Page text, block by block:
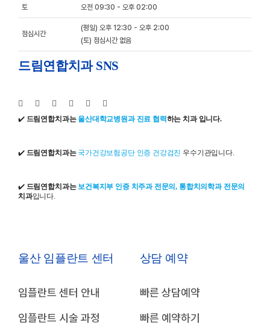
토 오전 09:30 - 오후 02:00
점심시간
(평일) 오후 12:30 - 오후 2:00
(토) 점심시간 없음
드림연합치과 SNS
✔️ 드림연합치과는 울산대학교병원과 진료 협력하는 치과 입니다.
✔️ 드림연합치과는 국가건강보험공단 인증 건강검진 우수기관입니다.
✔️ 드림연합치과는보건복지부 인증 치주과 전문의, 통합치의학과 전문의
치과입니다.
울산 임플란트 센터
임플란트 센터 안내
임플란트 시술 과정
상담 예약
빠른 상담예약
빠른 예약하기